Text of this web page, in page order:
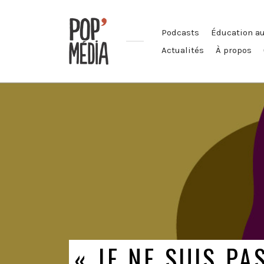
nos
Podcasts Éducation
Actualités
À propos